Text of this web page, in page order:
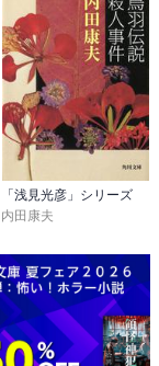
「浅見光彦」シリーズ
内田康夫